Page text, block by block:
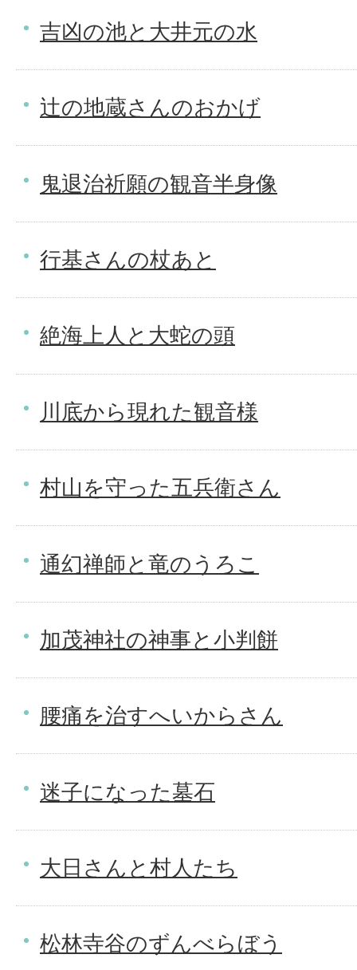
吉凶の池と大井元の水
辻の地蔵さんのおかげ
鬼退治祈願の観音半身像
行基さんの杖あと
絶海上人と大蛇の頭
川底から現れた観音様
村山を守った五兵衛さん
通幻禅師と竜のうろこ
加茂神社の神事と小判餅
腰痛を治すへいからさん
迷子になった墓石
大日さんと村人たち
松林寺谷のずんべらぼう